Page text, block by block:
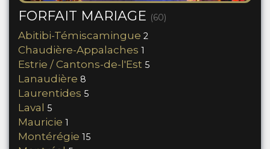
FORFAIT MARIAGE (60)
Abitibi-Témiscamingue 2
Chaudière-Appalaches 1
Estrie / Cantons-de-l'Est 5
Lanaudière 8
Laurentides 5
Laval 5
Mauricie 1
Montérégie 15